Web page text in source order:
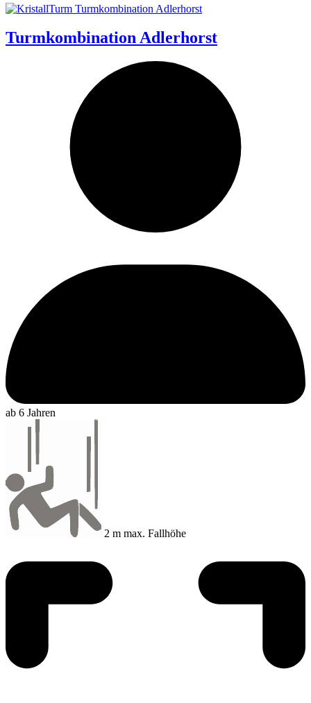
Turmkombination Adlerhorst
ab 6 Jahren
2 m max. Fallhöhe